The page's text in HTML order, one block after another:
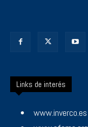
Links de interés
www.inverco.es